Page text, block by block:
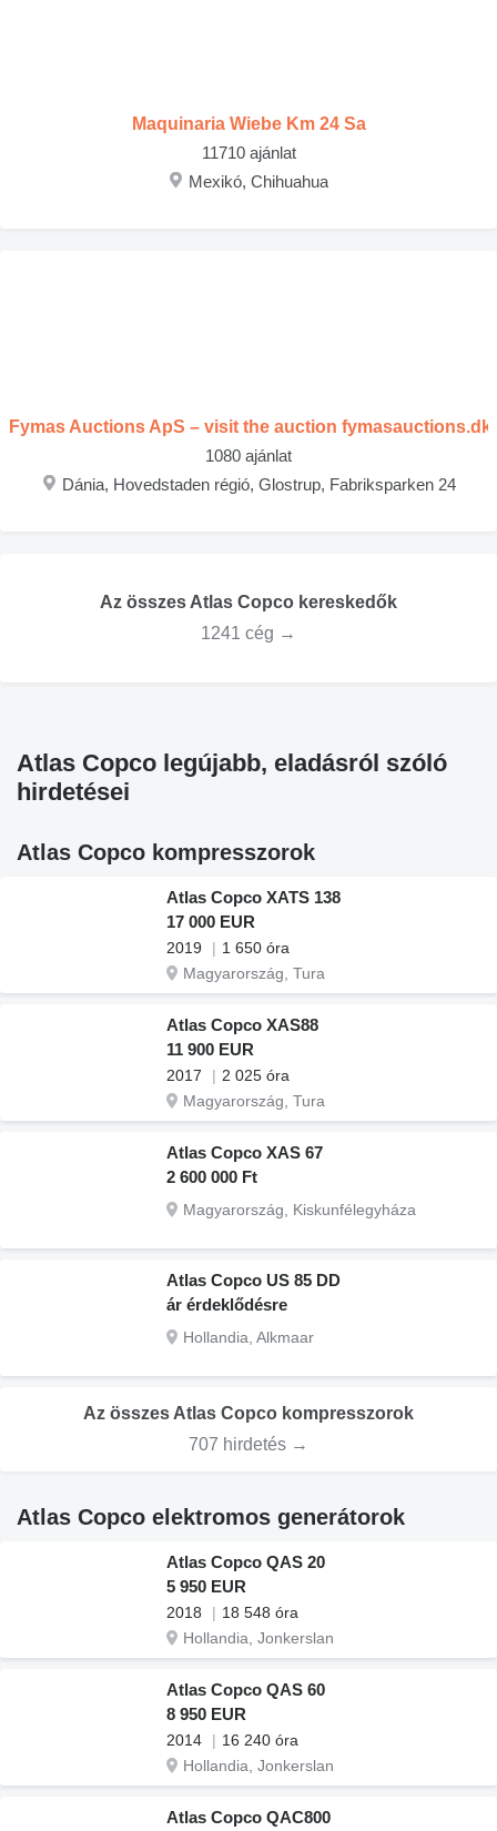
Maquinaria Wiebe Km 24 Sa
11710 ajánlat
Mexikó, Chihuahua
Fymas Auctions ApS – visit the auction fymasauctions.dk
1080 ajánlat
Dánia, Hovedstaden régió, Glostrup, Fabriksparken 24
Az összes Atlas Copco kereskedők
1241 cég →
Atlas Copco legújabb, eladásról szóló
hirdetései
Atlas Copco kompresszorok
Atlas Copco XATS 138
17 000 EUR
2019
1 650 óra
Magyarország, Tura
Atlas Copco XAS88
11 900 EUR
2017
2 025 óra
Magyarország, Tura
Atlas Copco XAS 67
2 600 000 Ft
Magyarország, Kiskunfélegyháza
Atlas Copco US 85 DD
ár érdeklődésre
Hollandia, Alkmaar
Az összes Atlas Copco kompresszorok
707 hirdetés →
Atlas Copco elektromos generátorok
Atlas Copco QAS 20
5 950 EUR
2018
18 548 óra
Hollandia, Jonkerslan
Atlas Copco QAS 60
8 950 EUR
2014
16 240 óra
Hollandia, Jonkerslan
Atlas Copco QAC800